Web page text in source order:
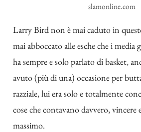
slamonline.com
Larry Bird non è mai caduto in
mai abboccato alle esche che i
ha sempre e solo parlato di basket,
avuto (più di una) occasione per
razziale, lui era solo e totalmente
cose che contavano davvero, vincere
massimo.